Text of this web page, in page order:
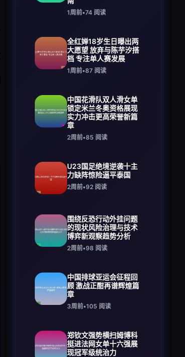
1周前•74 阅读
全红婵18岁生日曝出两
大愿望 放弃与陈芋汐搭
档 专注单人赛发展
1周前•87 阅读
中国花滑队双人滑女单
锁定米兰冬奥资格展现
实力冲击更高荣誉新篇
章
2周前•85 阅读
U23国足绝境逆袭十主
力缺阵惊险逼平泰国
2周前•92 阅读
围绕反恐行动外挂问题
的现状风险治理与技术
博弈新观察趋势分析
2周前•98 阅读
中国排球亚运会征程回
顾 激战正酣再谱辉煌篇
章
3周前•105 阅读
郑钦文强势横扫姆博科
挺进法网女单十六强展
现冠军级统治力